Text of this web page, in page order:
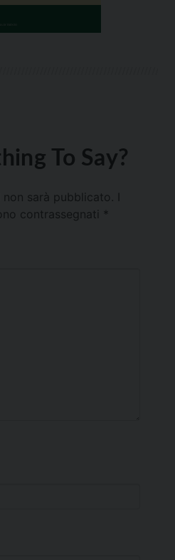
To Say?
sarà pubblicato.
contrassegnati *